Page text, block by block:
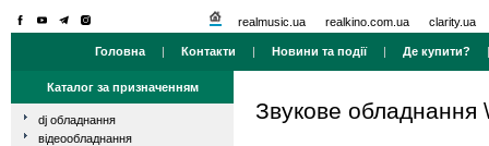
realmusic.ua realkino.com.ua clarity.ua
Головна | Контакти | Новини та події| Де купити?
Каталог за призначенням
dj обладнання
відеообладнання
Звукове обладнання